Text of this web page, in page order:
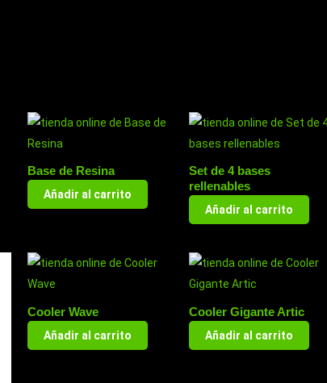
Base de Resina
Añadir al carrito
Set de 4 bases
rellenables
Añadir al carrito
Cooler Wave
Añadir al carrito
Cooler Gigante Artic
Añadir al carrito